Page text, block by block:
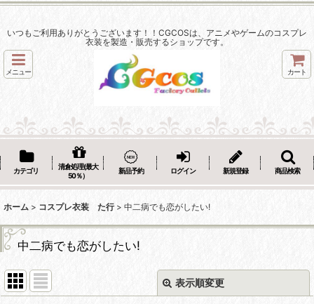
いつもご利用ありがとうございます！！CGCOSは、アニメやゲームのコスプレ
衣装を製造・販売するショップです。
メニュー カート
カテゴリ
清倉処理(最大
50％）
新品予約 ログイン 新規登録 商品検索
ホーム > コスプレ衣装 た行 > 中二病でも恋がしたい!
中二病でも恋がしたい!
表示順変更